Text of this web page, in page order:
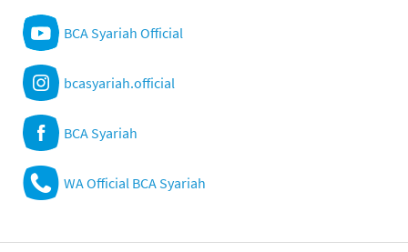
BCA Syariah Official
bcasyariah.official
BCA Syariah
WA Official BCA Syariah